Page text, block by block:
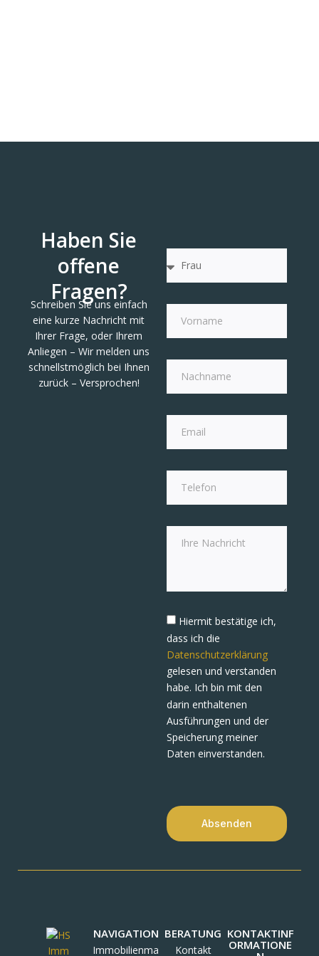
Haben Sie
offene
Fragen?
Schreiben Sie uns einfach
eine kurze Nachricht mit
Ihrer Frage, oder Ihrem
Anliegen – Wir melden uns
schnellstmöglich bei Ihnen
zurück – Versprochen!
Hiermit bestätige ich,
dass ich die
Datenschutzerklärung
gelesen und verstanden
habe. Ich bin mit den
darin enthaltenen
Ausführungen und der
Speicherung meiner
Daten einverstanden.
Absenden
NAVIGATION
Immobilienma
BERATUNG
Kontakt
KONTAKTINF
ORMATIONE